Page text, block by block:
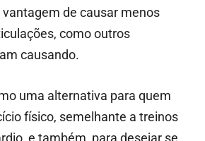
de causar menos
como outros
causando.
uma alternativa para quem
físico, semelhante a treinos
e também, para desejar se